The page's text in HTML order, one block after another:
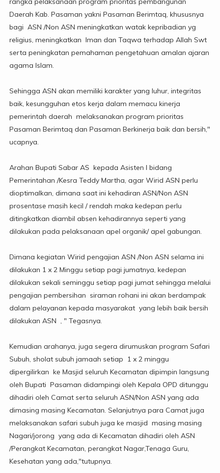
Daerah Kab. Pasaman yakni Pasaman Berimtaq, khususnya
bagi ASN /Non ASN meningkatkan watak kepribadian yg
religius, meningkatkan Iman dan Taqwa terhadap Allah Swt
serta peningkatan pemahaman pengetahuan amalan ajaran
agama Islam.
Sehingga ASN akan memiliki karakter yang luhur, integritas
baik, kesungguhan etos kerja dalam memacu kinerja
pemerintah daerah melaksanakan program prioritas
Pasaman Berimtaq dan Pasaman Berkinerja baik dan bersih,"
ucapnya.
Arahan Bupati Sabar AS kepada Asisten I bidang
Pemerintahan /Kesra Teddy Martha, agar Wirid ASN perlu
dioptimalkan, dimana saat ini kehadiran ASN/Non ASN
prosentase masih kecil / rendah maka kedepan perlu
ditingkatkan diambil absen kehadirannya seperti yang
dilakukan pada pelaksanaan apel organik/ apel gabungan.
Dimana kegiatan Wirid pengajian ASN /Non ASN selama ini
dilakukan 1 x 2 Minggu setiap pagi jumatnya, kedepan
dilakukan sekali seminggu setiap pagi jumat sehingga melalui
pengajian pembersihan siraman rohani ini akan berdampak
dalam pelayanan kepada masyarakat yang lebih baik bersih
dilakukan ASN , " Tegasnya.
Kemudian arahanya, juga segera dirumuskan program Safari
Subuh, sholat subuh jamaah setiap 1 x 2 minggu
dipergilirkan ke Masjid seluruh Kecamatan dipimpin langsung
oleh Bupati Pasaman didampingi oleh Kepala OPD ditunggu
dihadiri oleh Camat serta seluruh ASN/Non ASN yang ada
dimasing masing Kecamatan. Selanjutnya para Camat juga
melaksanakan safari subuh juga ke masjid masing masing
Nagari/jorong yang ada di Kecamatan dihadiri oleh ASN
/Perangkat Kecamatan, perangkat Nagar,Tenaga Guru,
Kesehatan yang ada,"tutupnya.